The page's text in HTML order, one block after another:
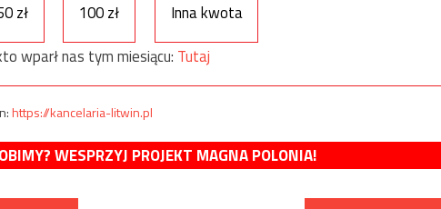
zł 100 zł
Inna kwota
wparł nas tym miesiącu: Tutaj
https://kancelaria-litwin.pl
WESPRZYJ PROJEKT MAGNA POLONIA!